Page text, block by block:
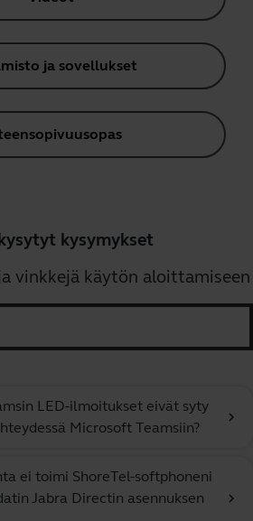
ja sovellukset
kysymykset
vinkkejä käytön aloittamiseen
LED-ilmoitukset eivät syty
Microsoft Teamsiin?
chevron_right
ei toimi ShoreTel-softphoneni
Jabra Directin asennuksen
chevron_right